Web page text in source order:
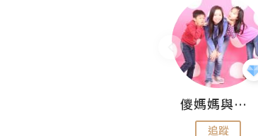
儍媽媽與兩隻小魔怪之家
追蹤